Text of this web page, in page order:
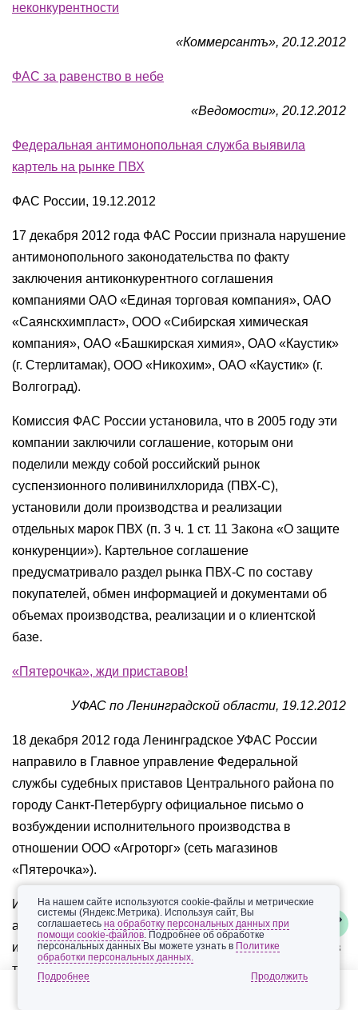
неконкурентности
«Коммерсантъ», 20.12.2012
ФАС за равенство в небе
«Ведомости», 20.12.2012
Федеральная антимонопольная служба выявила
картель на рынке ПВХ
ФАС России, 19.12.2012
17 декабря 2012 года ФАС России признала нарушение
антимонопольного законодательства по факту
заключения антиконкурентного соглашения
компаниями ОАО «Единая торговая компания», ОАО
«Саянскхимпласт», ООО «Сибирская химическая
компания», ОАО «Башкирская химия», ОАО «Каустик»
(г. Стерлитамак), ООО «Никохим», ОАО «Каустик» (г.
Волгоград).
Комиссия ФАС России установила, что в 2005 году эти
компании заключили соглашение, которым они
поделили между собой российский рынок
суспензионного поливинилхлорида (ПВХ-С),
установили доли производства и реализации
отдельных марок ПВХ (п. 3 ч. 1 ст. 11 Закона «О защите
конкуренции»). Картельное соглашение
предусматривало раздел рынка ПВХ-С по составу
покупателей, обмен информацией и документами об
объемах производства, реализации и о клиентской
базе.
«Пятерочка», жди приставов!
УФАС по Ленинградской области, 19.12.2012
18 декабря 2012 года Ленинградское УФАС России
направило в Главное управление Федеральной
службы судебных приставов Центрального района по
городу Санкт-Петербургу официальное письмо о
возбуждении исполнительного производства в
отношении ООО «Агроторг» (сеть магазинов
«Пятерочка»).
Из истории вопроса: в апреле 2012 года
антимонопольный орган запросил у ООО «Агроторг»
информацию о деятельности по размещению объектов
торговли на территории Ленинградской области. В
На нашем сайте используются cookie-файлы и метрические
системы (Яндекс.Метрика). Используя сайт, Вы
соглашаетесьна обработку персональных данных при
помощи cookie-файлов. Подробнее об обработке
персональных данных Вы можете узнать в Политике
обработки персональных данных.
Подробнее